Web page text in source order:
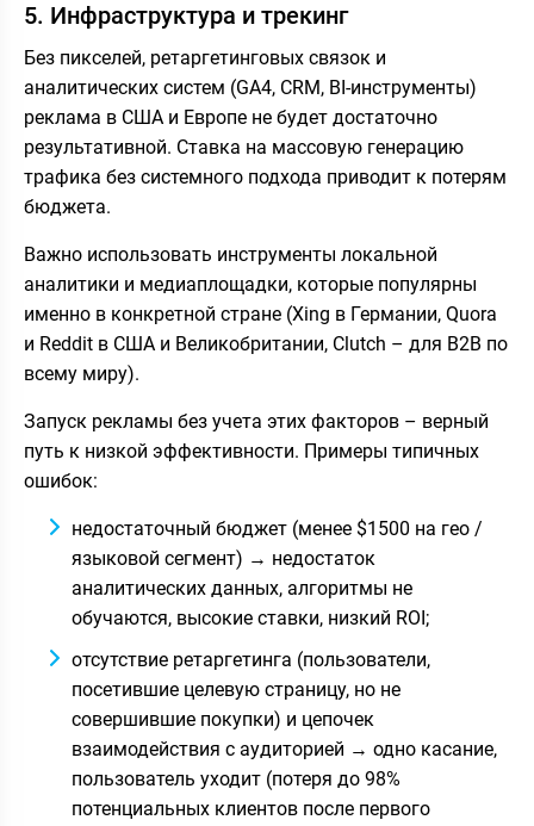
5. Инфраструктура и трекинг
Без пикселей, ретаргетинговых связок и
аналитических систем (GA4, CRM, BI-инструменты)
реклама в США и Европе не будет достаточно
результативной. Ставка на массовую генерацию
трафика без системного подхода приводит к потерям
бюджета.
Важно использовать инструменты локальной
аналитики и медиаплощадки, которые популярны
именно в конкретной стране (Xing в Германии, Quora
и Reddit в США и Великобритании, Clutch – для B2B по
всему миру).
Запуск рекламы без учета этих факторов – верный
путь к низкой эффективности. Примеры типичных
ошибок:
недостаточный бюджет (менее $1500 на гео /
языковой сегмент) → недостаток
аналитических данных, алгоритмы не
обучаются, высокие ставки, низкий ROI;
отсутствие ретаргетинга (пользователи,
посетившие целевую страницу, но не
совершившие покупки) и цепочек
взаимодействия с аудиторией → одно касание,
пользователь уходит (потеря до 98%
потенциальных клиентов после первого